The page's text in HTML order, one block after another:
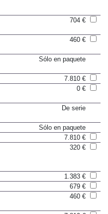
7.810 €
Sólo en paquete
7.810 €
1.383 €
679 €